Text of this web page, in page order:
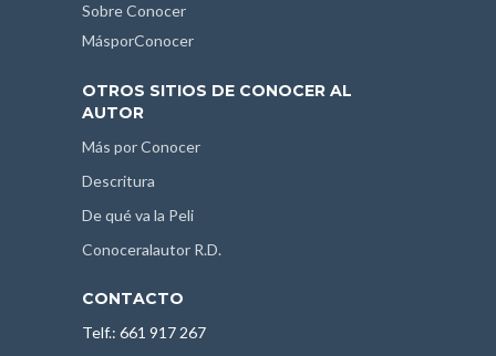
Sobre Conocer
MásporConocer
OTROS SITIOS DE CONOCER AL
AUTOR
Más por Conocer
Descritura
De qué va la Peli
Conoceralautor R.D.
CONTACTO
Telf.: 661 917 267